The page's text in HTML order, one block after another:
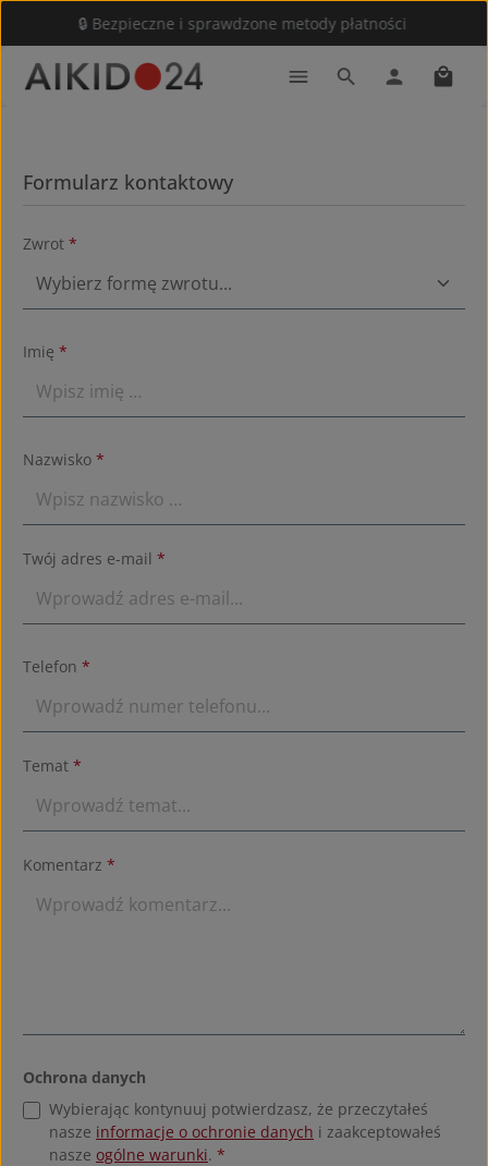
Przejdź do głównej zawartości
🔒 Bezpieczne i sprawdzone metody płatności
Formularz kontaktowy
Zwrot *
Imię *
Nazwisko *
Twój adres e-mail *
Telefon *
Temat *
Komentarz *
Ochrona danych
Wybierając kontynuuj potwierdzasz, że przeczytałeś
nasze informacje o ochronie danych i zaakceptowałeś
nasze ogólne warunki. *